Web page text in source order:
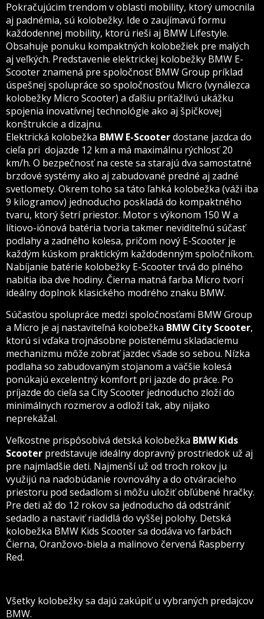
Pokračujúcim trendom v oblasti mobility, ktorý umocnila
aj padnémia, sú kolobežky. Ide o zaujímavú formu
každodennej mobility, ktorú rieši aj BMW Lifestyle.
Obsahuje ponuku kompaktných kolobežiek pre malých
aj veľkých. Predstavenie elektrickej kolobežky BMW E-
Scooter znamená pre spoločnosť BMW Group príklad
úspešnej spolupráce so spoločnosťou Micro (vynálezca
kolobežky Micro Scooter) a ďalšiu príťažlivú ukážku
spojenia inovatívnej technológie ako aj špičkovej
konštrukcie a dizajnu.
Elektrická kolobežka BMW E-Scooterdostane jazdca do
cieľa pri dojazde 12 km a má maximálnu rýchlosť 20
km/h. O bezpečnosť na ceste sa starajú dva samostatné
brzdové systémy ako aj zabudované predné aj zadné
svetlomety. Okrem toho sa táto ľahká kolobežka (váži iba
9 kilogramov) jednoducho poskladá do kompaktného
tvaru, ktorý šetrí priestor. Motor s výkonom 150 W a
lítiovo-iónová batéria tvoria takmer neviditeľnú súčasť
podlahy a zadného kolesa, pričom nový E-Scooter je
každým kúskom praktickým každodenným spoločníkom.
Nabíjanie batérie kolobežky E-Scooter trvá do plného
nabitia iba dve hodiny. Čierna matná farba Micro tvorí
ideálny doplnok klasického modrého znaku BMW.
Súčasťou spolupráce medzi spoločnosťami BMW Group
a Micro je aj nastaviteľná kolobežka BMW City Scooter,
ktorú si vďaka trojnásobne poistenému skladaciemu
mechanizmu môže zobrať jazdec všade so sebou. Nízka
podlaha so zabudovaným stojanom a väčšie kolesá
ponúkajú excelentný komfort pri jazde do práce. Po
príjazde do cieľa sa City Scooter jednoducho zloží do
minimálnych rozmerov a odloží tak, aby nijako
neprekážal.
Veľkostne prispôsobivá detská kolobežka BMW Kids
Scooter predstavuje ideálny dopravný prostriedok už aj
pre najmladšie deti. Najmenší už od troch rokov ju
využijú na nadobúdanie rovnováhy a do otváracieho
priestoru pod sedadlom si môžu uložiť obľúbené hračky.
Pre deti až do 12 rokov sa jednoducho dá odstrániť
sedadlo a nastaviť riadidlá do vyššej polohy. Detská
kolobežka BMW Kids Scooter sa dodáva vo farbách
Čierna, Oranžovo-biela a malinovo červená Raspberry
Red.
Všetky kolobežky sa dajú zakúpiť u vybraných predajcov
BMW.